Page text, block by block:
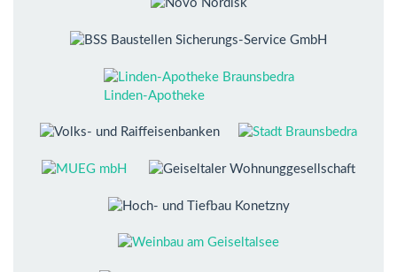
Linden-Apotheke